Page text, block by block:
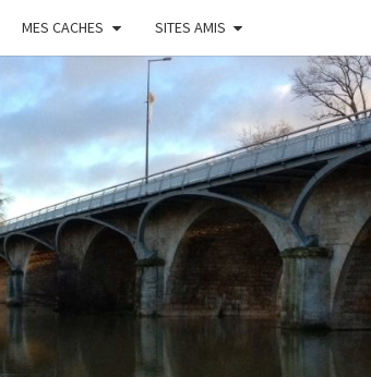
MES CACHES SITES AMIS